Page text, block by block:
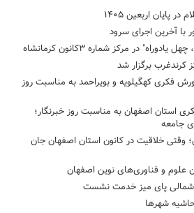
پایان اربعین ۱۴۰۵
با آخرین اجرای سرود
در مرکز شماره ۳کانون کرمانشاه
کرندغرب برگزار شد
فکری کهگیلویه و بویراحمد به مناسبت روز
استان اصفهان به مناسبت روز خبرنگار؛
جامعه
وقتی خلاقیت در کانون استان اصفهان جان
علوم و فناوری‌های نوین اصفهان
شمالی پای میز خدمت نشست
شهرها